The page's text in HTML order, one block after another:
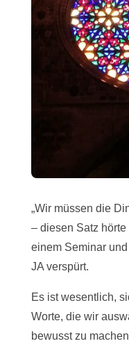
„Wir müssen die
– diesen Satz
einem Seminar
JA verspürt.
Es ist wesentlich,
Worte, die wir
bewusst zu